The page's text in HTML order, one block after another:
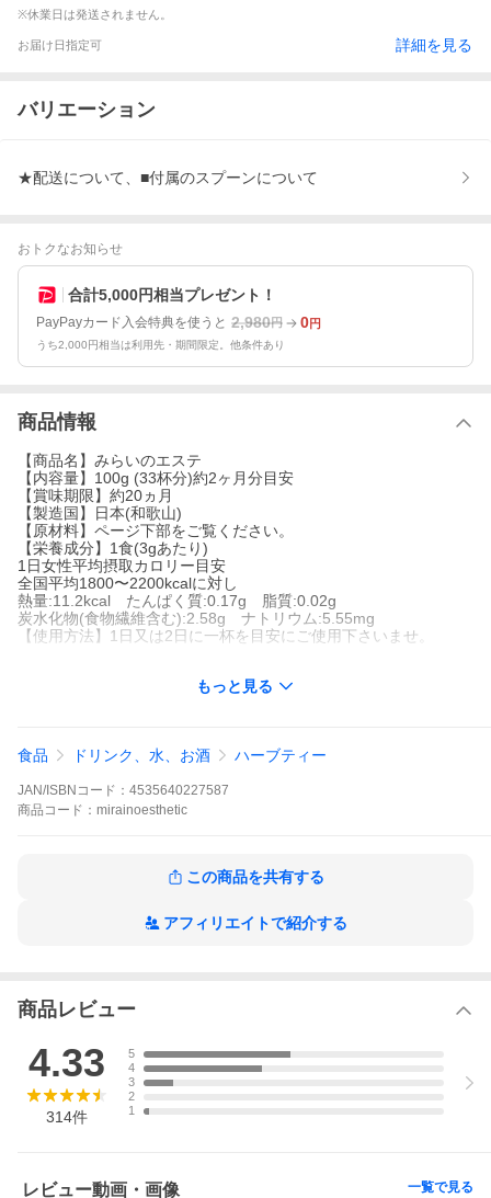
※休業日は発送されません。
お届け日指定可 詳細を見る
バリエーション
★配送について、■付属のスプーンについて
おトクなお知らせ
合計5,000円相当プレゼント！
PayPayカード入会特典を使うと 2,980円 0円
うち2,000円相当は利用先・期間限定。他条件あり
商品情報
【商品名】みらいのエステ
【内容量】100g (33杯分)約2ヶ月分目安
【賞味期限】約20ヵ月
【製造国】日本(和歌山)
【原材料】ページ下部をご覧ください。
【栄養成分】1食(3gあたり)
1日女性平均摂取カロリー目安
全国平均1800〜2200kcalに対し
熱量:11.2kcal たんぱく質:0.17g 脂質:0.02g
炭水化物(食物繊維含む):2.58g ナトリウム:5.55mg
【使用方法】1日又は2日に一杯を目安にご使用下さいませ。
もっと見る
食品 ドリンク、水、お酒 ハーブティー
JAN/ISBNコード： 4535640227587
商品 コード： mirainoesthetic
この商品を共有する
アフィリエイトで紹介する
商品レビュー
4.33
314件
5
4
3
2
1
レビュー動画・画像 一覧で見る